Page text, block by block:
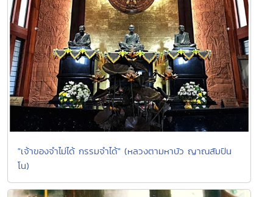
"เจ้าของจำไม่ได้ กรรมจำได้" (หลวงตามหาบัว ญาณสัมปัน
โน)